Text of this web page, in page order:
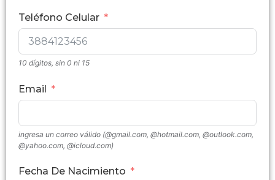
Teléfono Celular
10 dígitos, sin 0 ni 15
Email
ingresa un correo válido (@gmail.com, @hotmail.com, @outlook.com,
@yahoo.com, @icloud.com)
Fecha De Nacimiento